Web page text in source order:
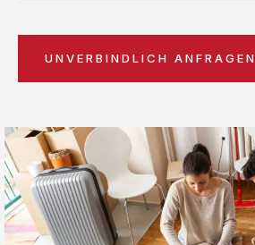
UNVERBINDLICH ANFRAGEN